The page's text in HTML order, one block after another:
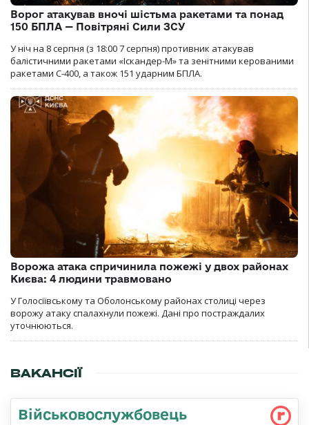
Ворог атакував вночі шістьма ракетами та понад
150 БПЛА — Повітряні Сили ЗСУ
У ніч на 8 серпня (з 18:00 7 серпня) противник атакував
балістичними ракетами «Іскандер-М» та зенітними керованими
ракетами С-400, а також 151 ударним БПЛА.
Ворожа атака спричинила пожежі у двох районах
Києва: 4 людини травмовано
У Голосіївському та Оболонському районах столиці через
ворожу атаку спалахнули пожежі. Дані про постраждалих
уточнюються.
ВАКАНСІЇ
Військовослужбовець